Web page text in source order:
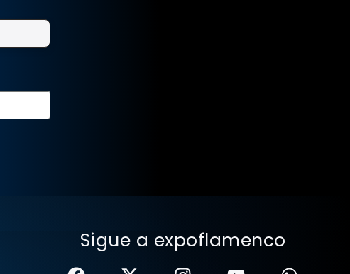
Sigue a expoflamenco